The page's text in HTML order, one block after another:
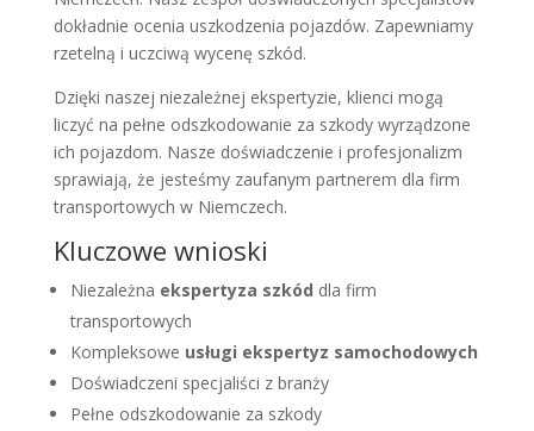
dokładnie ocenia uszkodzenia pojazdów. Zapewniamy
rzetelną i uczciwą wycenę szkód.
Dzięki naszej niezależnej ekspertyzie, klienci mogą
liczyć na pełne odszkodowanie za szkody wyrządzone
ich pojazdom. Nasze doświadczenie i profesjonalizm
sprawiają, że jesteśmy zaufanym partnerem dla firm
transportowych w Niemczech.
Kluczowe wnioski
Niezależna ekspertyza szkód dla firm
transportowych
Kompleksowe usługi ekspertyz samochodowych
Doświadczeni specjaliści z branży
Pełne odszkodowanie za szkody